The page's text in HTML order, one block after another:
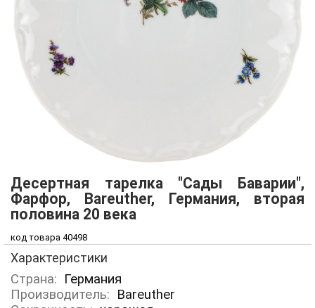
Десертная тарелка "Сады Баварии",
Фарфор, Bareuther, Германия, вторая
половина 20 века
код товара 40498
Характеристики
Страна: Германия
Производитель: Bareuther